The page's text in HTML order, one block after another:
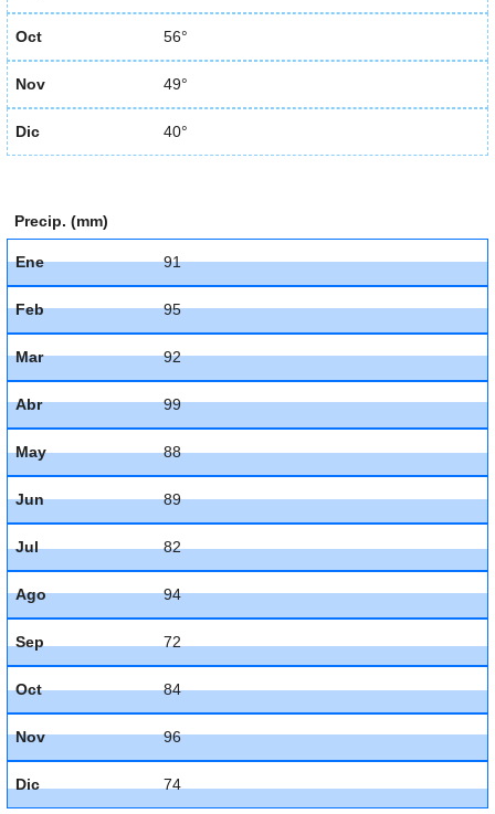
Oct 56°
Nov 49°
Dic 40°
Precip. (mm)
Ene 91
Feb 95
Mar 92
Abr 99
May 88
Jun 89
Jul 82
Ago 94
Sep 72
Oct 84
Nov 96
Dic 74